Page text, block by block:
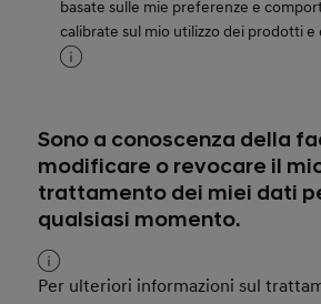
basate sulle mie preferenze e
calibrate sul mio utilizzo dei prodotti e
Sono a conoscenza della
modificare o revocare il
trattamento dei miei dati
qualsiasi momento.
Per ulteriori informazioni sul